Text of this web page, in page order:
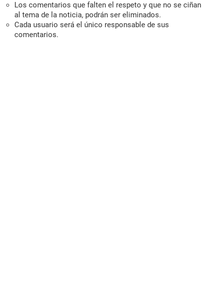
Los comentarios que falten el respeto y que no se ciñan
al tema de la noticia, podrán ser eliminados.
Cada usuario será el único responsable de sus
comentarios.